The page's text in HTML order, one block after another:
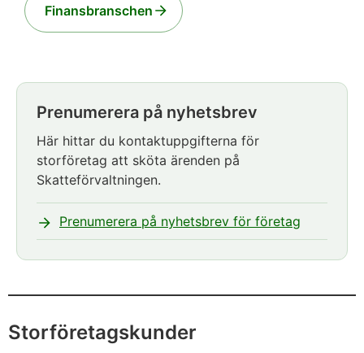
Finansbranschen
Notisen
Prenumerera på nyhetsbrev
Här hittar du kontaktuppgifterna för
storföretag att sköta ärenden på
Skatteförvaltningen.
Prenumerera på nyhetsbrev för företag
Storföretagskunder